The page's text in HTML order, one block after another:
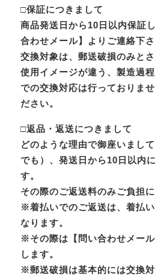
□保証につきまして
商品発送日から10日以内保証
合わせメール】よりご連絡下さ
交換対象は、郵送破損のみと
使用イメージが違う、製造過
での交換対応は行っておりま
ださい。
□返品・返送につきまして
どのような理由で御座いまし
でも）、発送日から10日以内
す。
その際のご返送料のみご負担に
※着払いでのご返送は、着払
なります。
※その際は【問い合わせメー
します。
※郵送破損は基本的には交換